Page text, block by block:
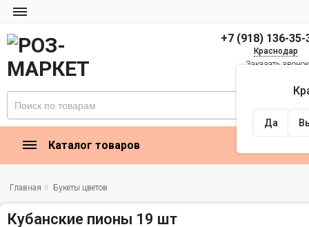
+7 (918) 136-35-
Краснодар
Да
Заказать звонок
Каталог товаров
Главная Букеты цветов
Кубанские пионы 19 шт